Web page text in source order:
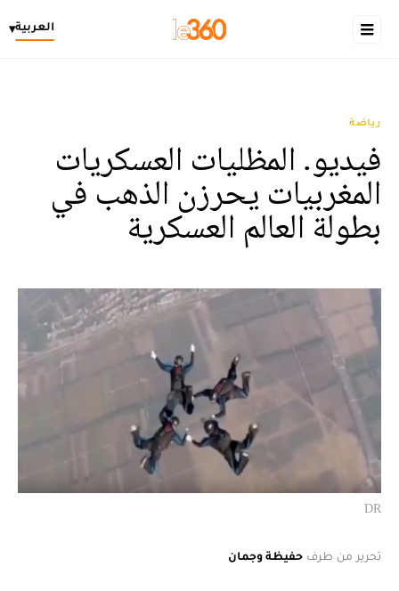
العربية▾
رياضة
فيديو. المظليات العسكريات
المغربيات يحرزن الذهب في
بطولة العالم العسكرية‎
DR
تحرير من طرف حفيظة وجمان